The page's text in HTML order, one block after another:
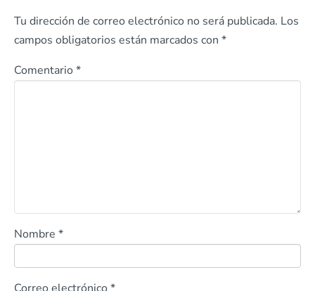
Tu dirección de correo electrónico no será publicada. Los
campos obligatorios están marcados con *
Comentario *
Nombre *